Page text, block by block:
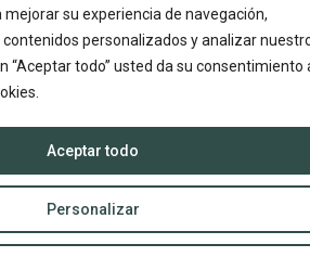
su experiencia de navegación,
personalizados y analizar
“Aceptar todo” usted da su consentimiento
Personalizar
Aceptar todo
улучшает управление
чтобы принимать более
и эффективнее использовать свое
освоить и применить, потому